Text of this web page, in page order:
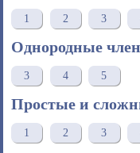
1 2 3
Однородные
3 4 5
Простые и
1 2 3